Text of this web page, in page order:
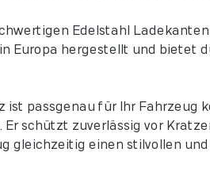
Edelstahl
Europa hergestellt und bietet
ist passgenau für Ihr Fahrzeug
Er schützt zuverlässig vor
gleichzeitig einen stilvollen